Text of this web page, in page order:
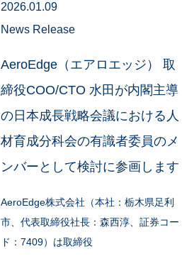
2026.01.09
News Release
AeroEdge（エアロエッジ） 取
締役COO/CTO 水田が内閣主導
の日本成長戦略会議における人
材育成分科会の有識者委員のメ
ンバーとして検討に参画します
AeroEdge株式会社（本社：栃木県足利
市、代表取締役社長：森西淳、証券コー
ド：7409）は取締役